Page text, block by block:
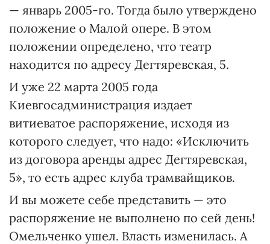
— январь 2005-го. Тогда было утверждено
положение о Малой опере. В этом
положении определено, что театр
находится по адресу Дегтяревская, 5.
И уже 22 марта 2005 года
Киевгосадминистрация издает
витиеватое распоряжение, исходя из
которого следует, что надо: «Ис­ключить
из договора аренды адрес Дегтяревская,
5», то есть адрес клуба трамвайщиков.
И вы можете себе представить — это
распоряжение не выполнено по сей день!
Омельченко ушел. Власть изменилась. А